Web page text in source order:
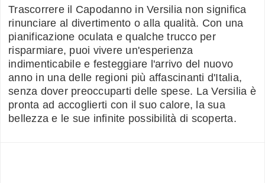
Trascorrere il Capodanno in Versilia non significa
rinunciare al divertimento o alla qualità. Con una
pianificazione oculata e qualche trucco per
risparmiare, puoi vivere un'esperienza
indimenticabile e festeggiare l'arrivo del nuovo
anno in una delle regioni più affascinanti d'Italia,
senza dover preoccuparti delle spese. La Versilia è
pronta ad accoglierti con il suo calore, la sua
bellezza e le sue infinite possibilità di scoperta.